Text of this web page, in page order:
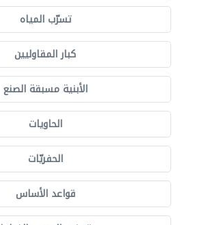
تسرّب المياه
كبار المقاوليين
الأبنية مسبقة الصنع
الحاويات
الحفريّات
قواعد الأساس